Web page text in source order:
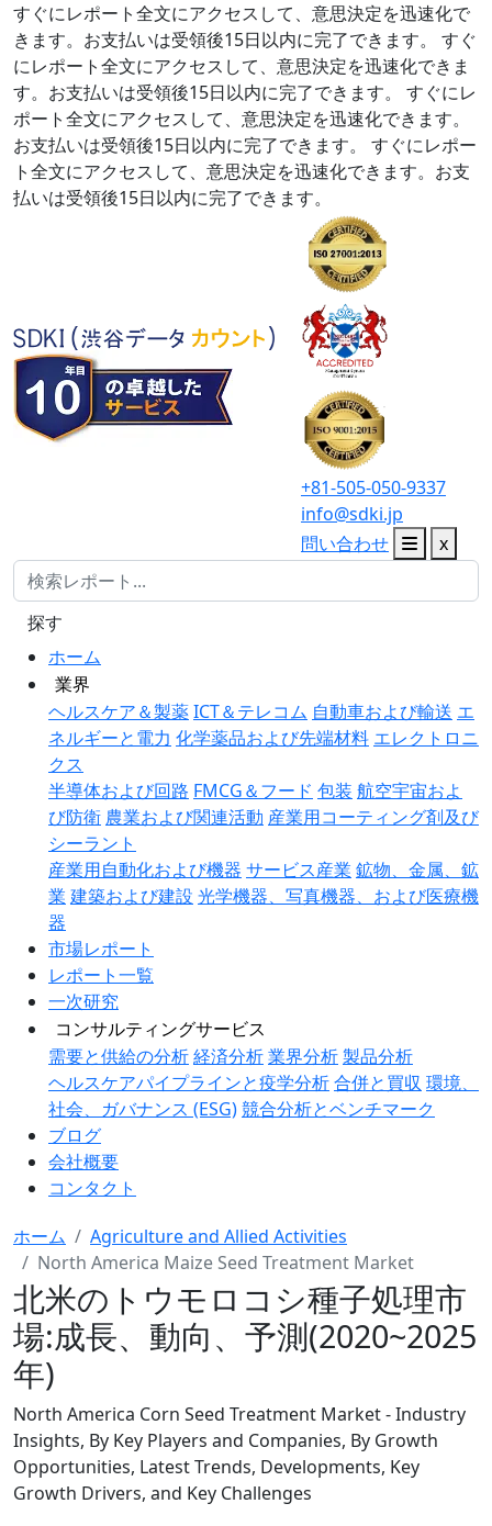
すぐにレポート全文にアクセスして、意思決定を迅速化で
きます。お支払いは受領後15日以内に完了できます。
すぐ
にレポート全文にアクセスして、意思決定を迅速化できま
す。お支払いは受領後15日以内に完了できます。
すぐにレ
ポート全文にアクセスして、意思決定を迅速化できます。
お支払いは受領後15日以内に完了できます。
すぐにレポー
ト全文にアクセスして、意思決定を迅速化できます。お支
払いは受領後15日以内に完了できます。
+81-505-050-9337
info@sdki.jp
問い合わせ
x
ホーム
業界
ヘルスケア＆製薬ICT＆テレコム 自動車および輸送 エ
ネルギーと電力 化学薬品および先端材料 エレクトロニ
クス
半導体および回路 FMCG＆フード 包装 航空宇宙およ
び防衛 農業および関連活動 産業用コーティング剤及び
シーラント
産業用自動化および機器 サービス産業 鉱物、金属、鉱
業 建築および建設 光学機器、写真機器、および医療機
器
市場レポート
レポート一覧
一次研究
コンサルティングサービス
需要と供給の分析経済分析業界分析製品分析
ヘルスケアパイプラインと疫学分析合併と買収 環境、
社会、ガバナンス (ESG)競合分析とベンチマーク
ブログ
会社概要
コンタクト
探す
ホーム
Agriculture and Allied Activities
North America Maize Seed Treatment Market
北米のトウモロコシ種子処理市
場:成長、動向、予測(2020~2025
年)
North America Corn Seed Treatment Market - Industry
Insights, By Key Players and Companies, By Growth
Opportunities, Latest Trends, Developments, Key
Growth Drivers, and Key Challenges